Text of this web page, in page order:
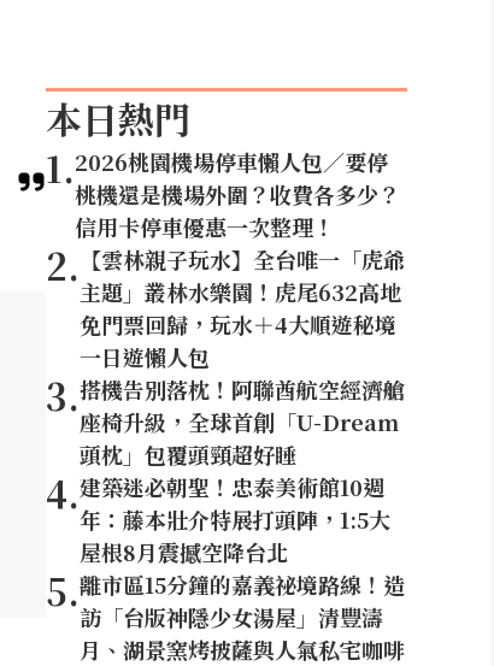
本日熱門
1.2026桃園機場停車懶人包／要停
桃機還是機場外圍？收費各多少？
信用卡停車優惠一次整理！
2. 【雲林親子玩水】全台唯一「虎爺
主題」叢林水樂園！虎尾632高地
免門票回歸，玩水＋4大順遊秘境
一日遊懶人包
3.搭機告別落枕！阿聯酋航空經濟艙
座椅升級，全球首創「U-Dream
頭枕」包覆頭頸超好睡
4.建築迷必朝聖！忠泰美術館10週
年：藤本壯介特展打頭陣，1:5大
屋根8月震撼空降台北
5.離市區15分鐘的嘉義祕境路線！造
訪「台版神隱少女湯屋」清豐濤
月、湖景窯烤披薩與人氣私宅咖啡